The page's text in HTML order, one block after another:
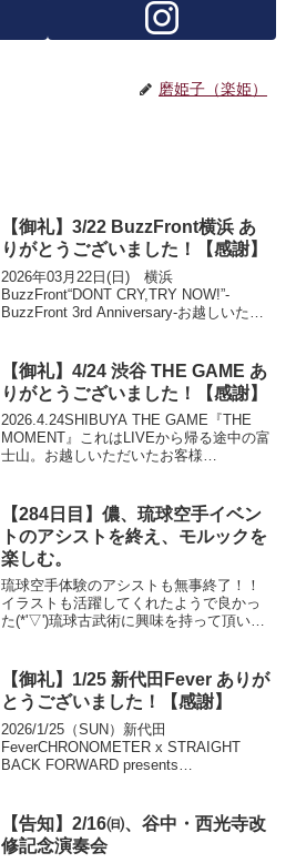
磨姫子（楽姫）
【御礼】3/22 BuzzFront横浜 あ
りがとうございました！【感謝】
2026年03月22日(日) 横浜
BuzzFront“DONT CRY,TRY NOW!”-
BuzzFront 3rd Anniversary-お越しいただ
【御礼】4/24 渋谷 THE GAME あ
りがとうございました！【感謝】
2026.4.24SHIBUYA THE GAME『THE
MOMENT』これはLIVEから帰る途中の富
士山。お越しいただいたお客様
【284日目】儂、琉球空手イベン
トのアシストを終え、モルックを
楽しむ。
琉球空手体験のアシストも無事終了！！
イラストも活躍してくれたようで良かっ
た(*'▽')琉球古武術に興味を持って頂いた
たので、同じ敷地内で開催されているイ
ベントに参加しよ...
【御礼】1/25 新代田Fever ありが
とうございました！【感謝】
2026/1/25（SUN）新代田
FeverCHRONOMETER x STRAIGHT
BACK FORWARD presents
【告知】2/16㈰、谷中・西光寺改
修記念演奏会